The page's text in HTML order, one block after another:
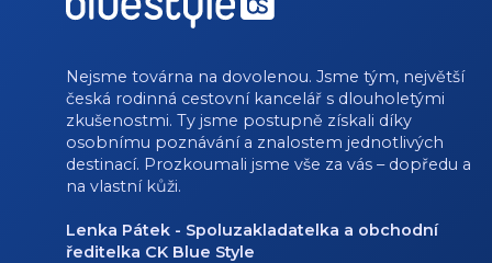
Nejsme továrna na dovolenou. Jsme tým, největší
česká rodinná cestovní kancelář s dlouholetými
zkušenostmi. Ty jsme postupně získali díky
osobnímu poznávání a znalostem jednotlivých
destinací. Prozkoumali jsme vše za vás – dopředu a
na vlastní kůži.
Lenka Pátek - Spoluzakladatelka a obchodní
ředitelka CK Blue Style